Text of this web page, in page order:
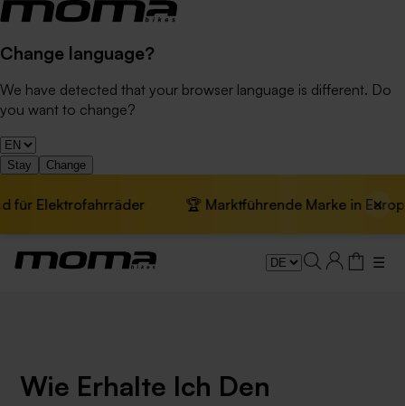
Change language?
We have detected that your browser language is different. Do
you want to change?
Stay Change
Elektrofahrräder 🏆 Marktführende Marke in Europa
×
☰
Wie Erhalte Ich Den